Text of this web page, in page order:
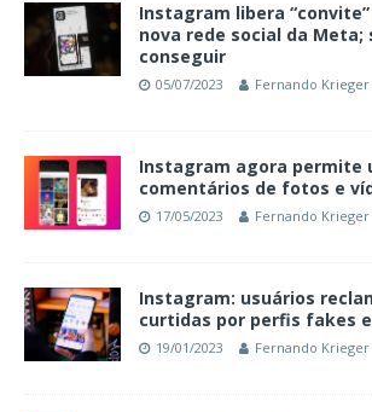
Instagram libera
nova rede social da Meta;
conseguir
05/07/2023 Fernando Krieger
Instagram agora permite
comentários de fotos e
17/05/2023 Fernando Krieger
Instagram: usuários
curtidas por perfis fakes
19/01/2023 Fernando Krieger